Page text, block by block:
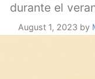
durante el
August 1, 2023 by